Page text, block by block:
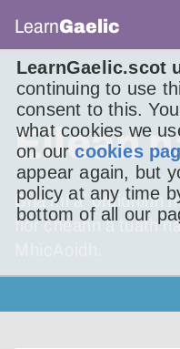
LearnGaelic.scot
continuing to use
consent to this.
what cookies we
on ourcookies
appear again, but
policy at any time
bottom of all our
LearnGaelic
Eilean
Bha mi a’ bruidhinn
fìor cheann a tuath